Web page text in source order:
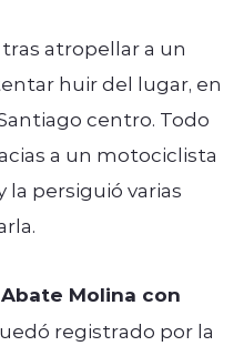
atropellar a un
huir del lugar, en
centro. Todo
a un motociclista
persiguió varias
Molina con
registrado por la